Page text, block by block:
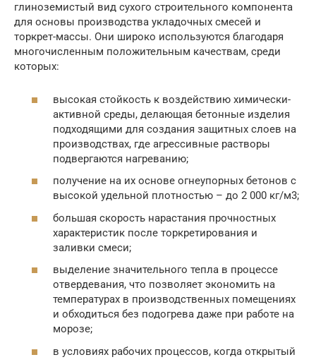
глиноземистый вид сухого строительного компонента
для основы производства укладочных смесей и
торкрет-массы. Они широко используются благодаря
многочисленным положительным качествам, среди
которых:
высокая стойкость к воздействию химически-
активной среды, делающая бетонные изделия
подходящими для создания защитных слоев на
производствах, где агрессивные растворы
подвергаются нагреванию;
получение на их основе огнеупорных бетонов с
высокой удельной плотностью – до 2 000 кг/м3;
большая скорость нарастания прочностных
характеристик после торкретирования и
заливки смеси;
выделение значительного тепла в процессе
отвердевания, что позволяет экономить на
температурах в производственных помещениях
и обходиться без подогрева даже при работе на
морозе;
в условиях рабочих процессов, когда открытый